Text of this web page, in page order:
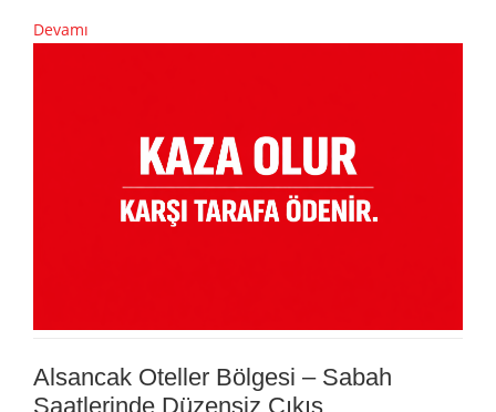
Devamı
Alsancak Oteller Bölgesi – Sabah
Saatlerinde Düzensiz Çıkış